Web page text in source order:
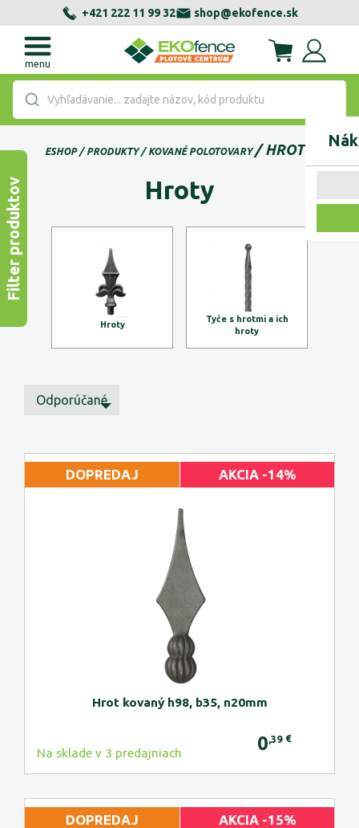
+421 222 11 99 32 shop@ekofence.sk
menu
Vyhľadávanie... zadajte názov, kód produktu
ESHOP PRODUKTY KOVANÉ POLOTOVARY HROTY
Hroty
Hroty
Tyče s hrotmi a ich
hroty
Filter produktov
Odporúčané
DOPREDAJ AKCIA -14%
Hrot kovaný h98, b35, n20mm
Na sklade v 3 predajniach 0 ,39 €
DOPREDAJ AKCIA -15%